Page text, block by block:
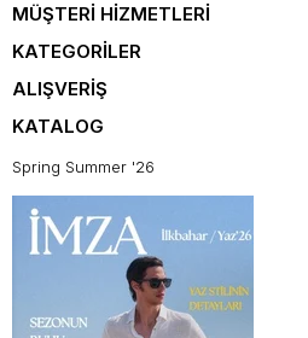
MÜŞTERİ HİZMETLERİ
KATEGORİLER
ALIŞVERİŞ
KATALOG
Spring Summer '26